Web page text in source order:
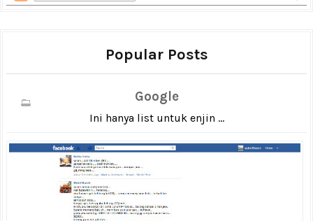
Popular Posts
Google
Ini hanya list untuk enjin ...